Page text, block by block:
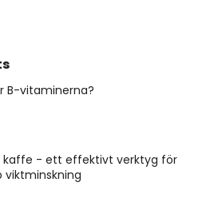
B-vitaminerna?
kaffe - ett effektivt verktyg för
viktminskning